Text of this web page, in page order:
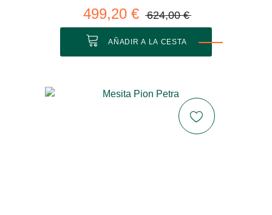
499,20 € 624,00 €
AÑADIR A LA CESTA